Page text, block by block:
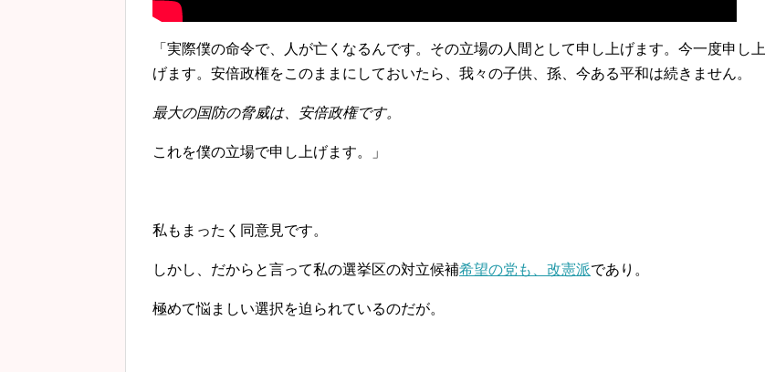
「実際僕の命令で、人が亡くなるんです。その立場の人間として申し上げます。今一度申し上
げます。安倍政権をこのままにしておいたら、我々の子供、孫、今ある平和は続きません。
最大の国防の脅威は、安倍政権です。
これを僕の立場で申し上げます。」
私もまったく同意見です。
しかし、だからと言って私の選挙区の対立候補希望の党も、改憲派であり。
極めて悩ましい選択を迫られているのだが。